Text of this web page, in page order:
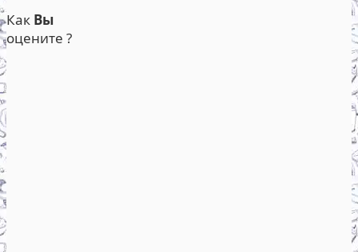
Как Вы
оцените ?